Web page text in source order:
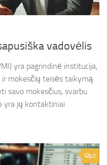
vadovėlis
yra pagrindinė institucija,
mokesčių teisės taikymą
savo mokesčius, svarbu
yra jų kontaktiniai
0